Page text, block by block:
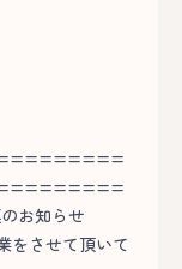
お知らせ
をさせて頂いて